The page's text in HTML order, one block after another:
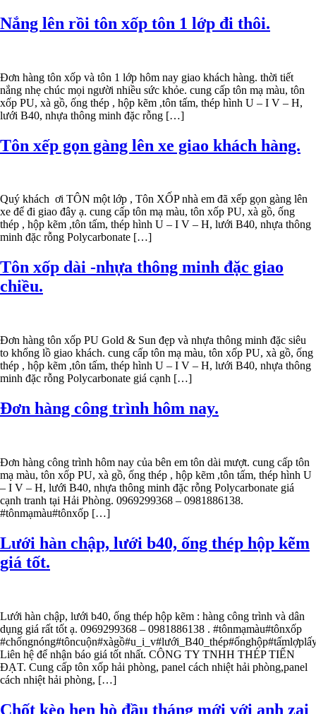
Nắng lên rồi tôn xốp tôn 1 lớp đi thôi.
Đơn hàng tôn xốp và tôn 1 lớp hôm nay giao khách hàng. thời tiết
nắng nhẹ chúc mọi người nhiều sức khỏe. cung cấp tôn mạ màu, tôn
xốp PU, xà gồ, ống thép , hộp kẽm ,tôn tấm, thép hình U – I V – H,
lưới B40, nhựa thông minh đặc rỗng […]
Tôn xếp gọn gàng lên xe giao khách hàng.
Quý khách ơi TÔN một lớp , Tôn XỐP nhà em đã xếp gọn gàng lên
xe để đi giao đây ạ. cung cấp tôn mạ màu, tôn xốp PU, xà gồ, ống
thép , hộp kẽm ,tôn tấm, thép hình U – I V – H, lưới B40, nhựa thông
minh đặc rỗng Polycarbonate […]
Tôn xốp dài -nhựa thông minh đặc giao
chiều.
Đơn hàng tôn xốp PU Gold & Sun đẹp và nhựa thông minh đặc siêu
to khổng lồ giao khách. cung cấp tôn mạ màu, tôn xốp PU, xà gồ, ống
thép , hộp kẽm ,tôn tấm, thép hình U – I V – H, lưới B40, nhựa thông
minh đặc rỗng Polycarbonate giá cạnh […]
Đơn hàng công trình hôm nay.
Đơn hàng công trình hôm nay của bên em tôn dài mượt. cung cấp tôn
mạ màu, tôn xốp PU, xà gồ, ống thép , hộp kẽm ,tôn tấm, thép hình U
– I V – H, lưới B40, nhựa thông minh đặc rỗng Polycarbonate giá
cạnh tranh tại Hải Phòng. 0969299368 – 0981886138.
#tônmạmàu#tônxốp […]
Lưới hàn chập, lưới b40, ống thép hộp kẽm
giá tốt.
Lưới hàn chập, lưới b40, ống thép hộp kẽm : hàng công trình và dân
dụng giá rất tốt ạ. 0969299368 – 0981886138 . #tônmạmàu#tônxốp
Liên hệ để nhận báo giá tốt nhất. CÔNG TY TNHH THÉP TIẾN
ĐẠT. Cung cấp tôn xốp hải phòng, panel cách nhiệt hải phòng,panel
cách nhiệt hải phòng, […]
Chốt kèo hẹn hò đầu tháng mới với anh zai